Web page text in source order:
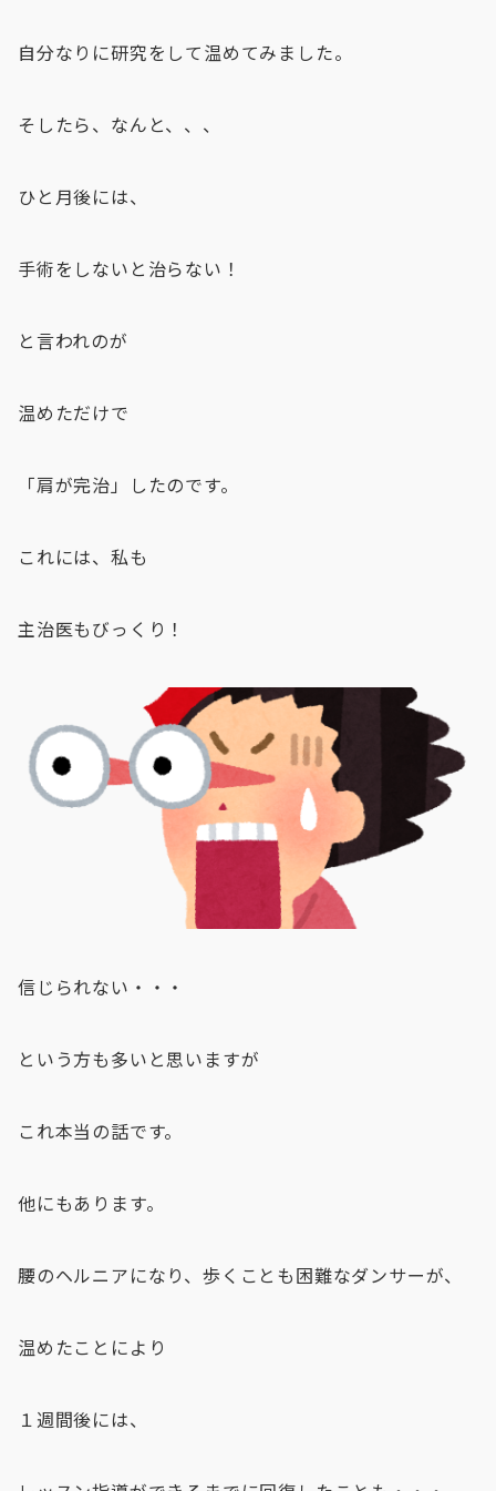
自分なりに研究をして温めてみました。
そしたら、なんと、、、
ひと月後には、
手術をしないと治らない！
と言われのが
温めただけで
「肩が完治」したのです。
これには、私も
主治医もびっくり！
信じられない・・・
という方も多いと思いますが
これ本当の話です。
他にもあります。
腰のヘルニアになり、歩くことも困難なダンサーが、
温めたことにより
１週間後には、